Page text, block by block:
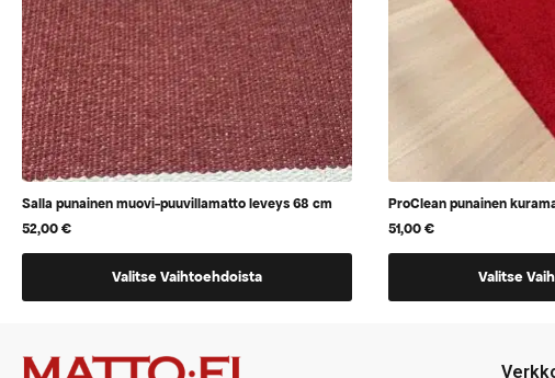
Salla punainen muovi-puuvillamatto leveys 68 cm
52,00€
Valitse Vaihtoehdoista
tuotteella
vaihtoehtoja,
ProClean punainen
51,00€
Valitse
tuotteella